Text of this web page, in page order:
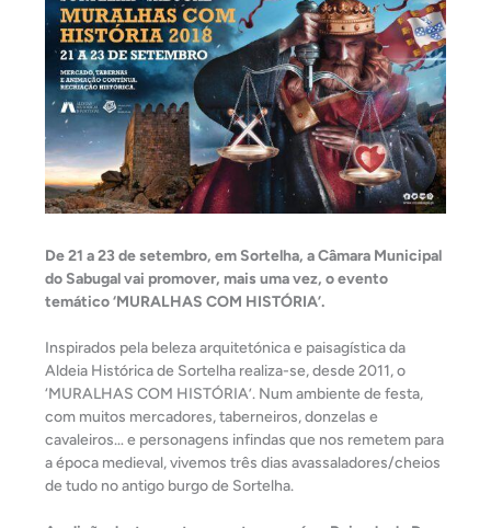
De 21 a 23 de setembro, em Sortelha, a Câmara Municipal
do Sabugal vai promover, mais uma vez, o evento
temático ‘MURALHAS COM HISTÓRIA’.
Inspirados pela beleza arquitetónica e paisagística da
Aldeia Histórica de Sortelha realiza-se, desde 2011, o
‘MURALHAS COM HISTÓRIA’. Num ambiente de festa,
com muitos mercadores, taberneiros, donzelas e
cavaleiros… e personagens infindas que nos remetem para
a época medieval, vivemos três dias avassaladores/cheios
de tudo no antigo burgo de Sortelha.